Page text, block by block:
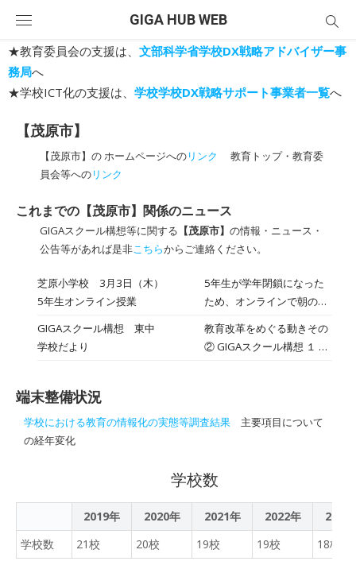
content
GIGA HUB WEB
★教育委員会の支援は、 文部科学省学校DX戦略アドバイザー事
務局へ
★学校ICT化の支援は、 学校学校DX戦略サポート事業者一覧へ
【茂原市】
【茂原市】の ホームページへのリンク
教育トップ・教育委
員会等へのリンク
これまでの【茂原市】関係のニュース
GIGAスクール構想等に関する 【茂原市】 の情報・ニュース・
公告等があれば是非こちらからご連絡ください。
芝原小学校 3月3日（木）
5年生オンライン授業
5年生が学年閉鎖になった
ため、オンラインで朝の会
生は、オンライン授業とし
て次の学習をしました。◎
た。大造じいさんはどんな
か、発表しました。「大造
じいさんとガン」の作者で
ある椋鳩十さんのほかの作
品について調べることを課
題として出しました。◎算
GIGAスクール構想 東中
学校だより
教育改革をめぐる動きその
② GIGAスクール構想 １ Ｇ
語に直すと「すべての人に
体的には、学校で生徒１人
につき１台の端末（タブレ
ット）と、高速大容量の通
信ネットワークを整備し
て、ICT化を促進。 誰一人
端末整備状況
学校における教育の情報化の実態等調査結果 主要項目について
の経年変化
学校数
2019年 2020年 2021年 2022年
2023
学校数
21校 20校 19校 19校 18校